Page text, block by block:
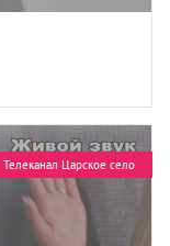
Телеканал Царское село